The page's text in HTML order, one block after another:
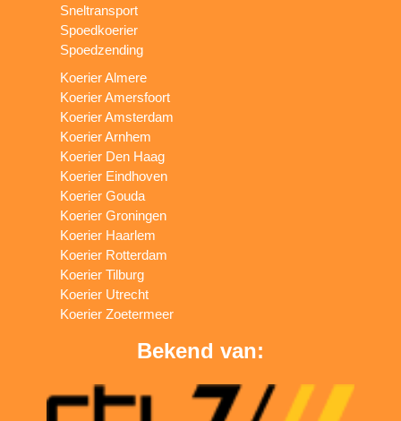
Sneltransport
Spoedkoerier
Spoedzending
Koerier Almere
Koerier Amersfoort
Koerier Amsterdam
Koerier Arnhem
Koerier Den Haag
Koerier Eindhoven
Koerier Gouda
Koerier Groningen
Koerier Haarlem
Koerier Rotterdam
Koerier Tilburg
Koerier Utrecht
Koerier Zoetermeer
Bekend van: